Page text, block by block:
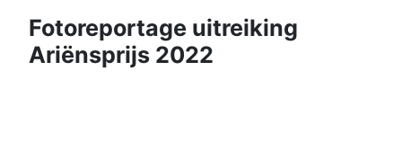
Fotoreportage uitreiking
Ariënsprijs 2022